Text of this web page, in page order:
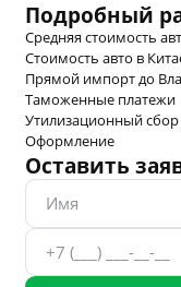
Подробный
Средняя стоимость
Стоимость авто в
Прямой импорт до
Таможенные платежи
Утилизационный сбор
Оформление
Оставить